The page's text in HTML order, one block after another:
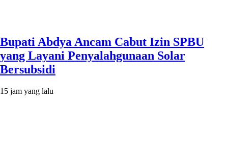
Bupati Abdya Ancam Cabut Izin SPBU
yang Layani Penyalahgunaan Solar
Bersubsidi
15 jam yang lalu